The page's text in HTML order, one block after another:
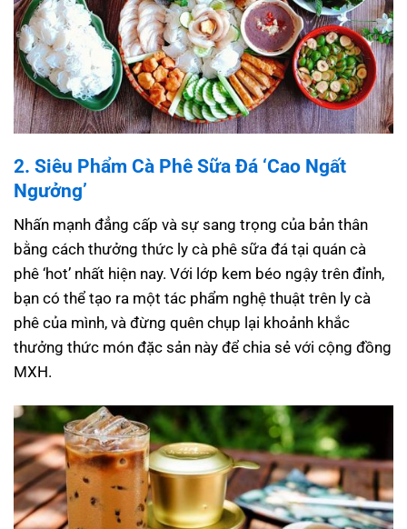
2. Siêu Phẩm Cà Phê Sữa Đá ‘Cao Ngất
Ngưởng’
Nhấn mạnh đẳng cấp và sự sang trọng của bản thân
bằng cách thưởng thức ly cà phê sữa đá tại quán cà
phê ‘hot’ nhất hiện nay. Với lớp kem béo ngậy trên đỉnh,
bạn có thể tạo ra một tác phẩm nghệ thuật trên ly cà
phê của mình, và đừng quên chụp lại khoảnh khắc
thưởng thức món đặc sản này để chia sẻ với cộng đồng
MXH.